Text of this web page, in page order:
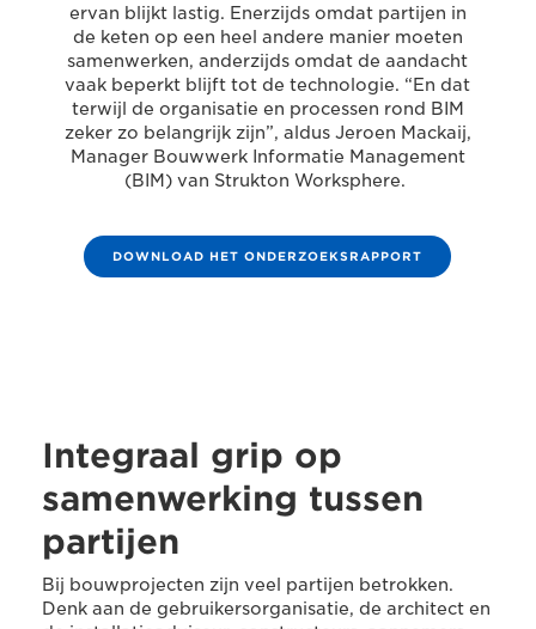
ervan blijkt lastig. Enerzijds omdat partijen in
de keten op een heel andere manier moeten
samenwerken, anderzijds omdat de aandacht
vaak beperkt blijft tot de technologie. “En dat
terwijl de organisatie en processen rond BIM
zeker zo belangrijk zijn”, aldus Jeroen Mackaij,
Manager Bouwwerk Informatie Management
(BIM) van Strukton Worksphere.
DOWNLOAD HET ONDERZOEKSRAPPORT
Integraal grip op
samenwerking tussen
partijen
Bij bouwprojecten zijn veel partijen betrokken.
Denk aan de gebruikersorganisatie, de architect en